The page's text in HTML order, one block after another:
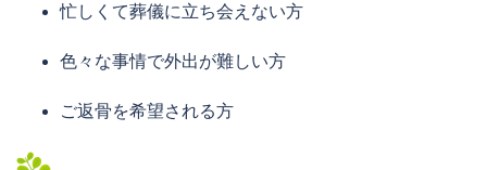
忙しくて葬儀に立ち会えない方
色々な事情で外出が難しい方
ご返骨を希望される方